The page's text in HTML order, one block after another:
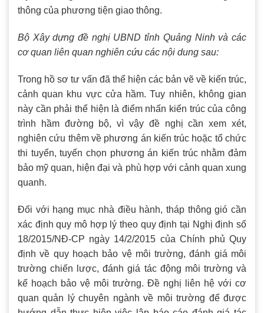
thông của phương tiện giao thông.
Bộ Xây dựng đề nghị UBND tỉnh Quảng Ninh và các
cơ quan liên quan nghiên cứu các nội dung sau:
Trong hồ sơ tư vấn đã thể hiện các bản vẽ về kiến trúc,
cảnh quan khu vực cửa hầm. Tuy nhiên, không gian
này cần phải thể hiện là điểm nhấn kiến trúc của công
trình hầm đường bộ, vì vậy đề nghị cần xem xét,
nghiên cứu thêm về phương án kiến trúc hoặc tổ chức
thi tuyển, tuyển chọn phương án kiến trúc nhằm đảm
bảo mỹ quan, hiện đại và phù hợp với cảnh quan xung
quanh.
Đối với hạng mục nhà điều hành, tháp thông gió cần
xác định quy mô hợp lý theo quy định tại Nghị định số
18/2015/NĐ-CP ngày 14/2/2015 của Chính phủ Quy
định về quy hoạch bảo vệ môi trường, đánh giá môi
trường chiến lược, đánh giá tác động môi trường và
kế hoạch bảo vệ môi trường. Đề nghị liên hệ với cơ
quan quản lý chuyên ngành về môi trường để được